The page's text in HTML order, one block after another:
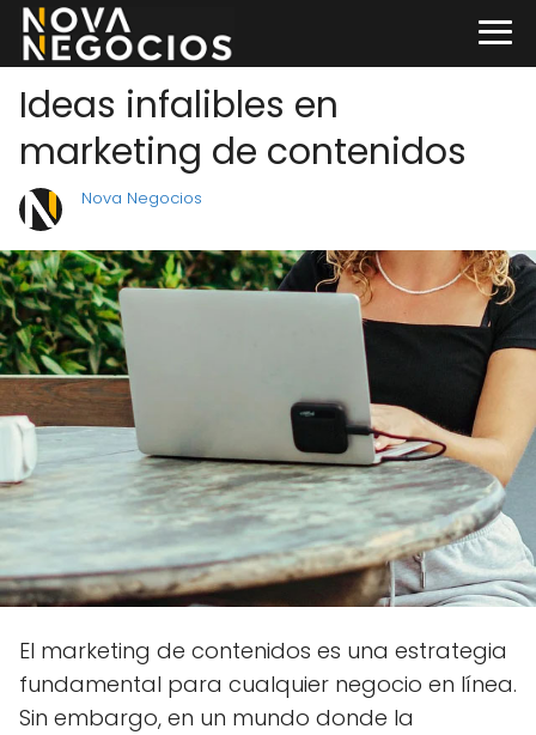
Ideas infalibles en
marketing de contenidos
Nova Negocios
El marketing de contenidos es una estrategia
fundamental para cualquier negocio en línea.
Sin embargo, en un mundo donde la